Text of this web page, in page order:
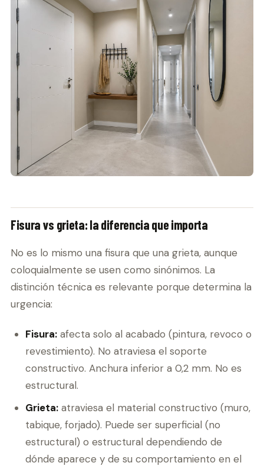
Fisura vs grieta: la diferencia que importa
No es lo mismo una fisura que una grieta, aunque
coloquialmente se usen como sinónimos. La
distinción técnica es relevante porque determina la
urgencia:
Fisura: afecta solo al acabado (pintura, revoco o
revestimiento). No atraviesa el soporte
constructivo. Anchura inferior a 0,2 mm. No es
estructural.
Grieta: atraviesa el material constructivo (muro,
tabique, forjado). Puede ser superficial (no
estructural) o estructural dependiendo de
dónde aparece y de su comportamiento en el